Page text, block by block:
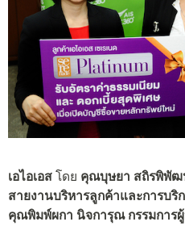
เอไอเอส โดย คุณบุษยา สถิรพิพัฒ
สายงานบริหารลูกค้าและการบริ
คุณพิมพ์ผกา นิจการุณ กรรมการ